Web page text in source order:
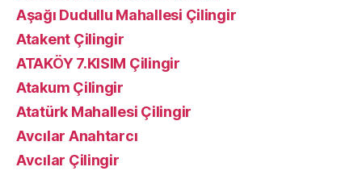
Aşağı Dudullu Mahallesi Çilingir
Atakent Çilingir
ATAKÖY 7.KISIM Çilingir
Atakum Çilingir
Atatürk Mahallesi Çilingir
Avcılar Anahtarcı
Avcılar Çilingir